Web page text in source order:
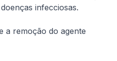
infecciosas.
a remoção do agente